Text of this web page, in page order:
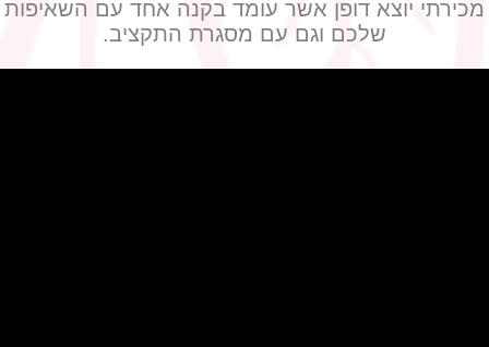
מכירתי יוצא דופן אשר עומד בקנה אחד עם השאיפות
שלכם וגם עם מסגרת התקציב.